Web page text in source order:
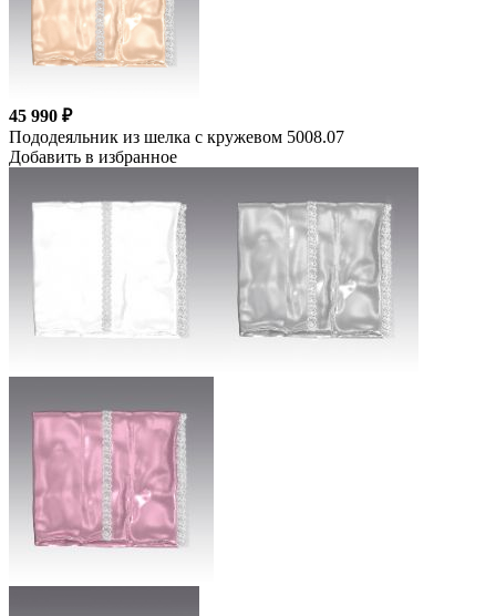
45 990 ₽
Пододеяльник из шелка с кружевом 5008.07
Добавить в избранное